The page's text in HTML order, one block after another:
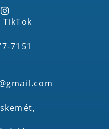
TikTok
7151